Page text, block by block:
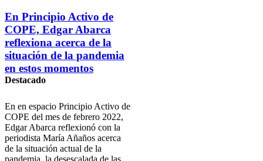
En Principio Activo de
COPE, Edgar Abarca
reflexiona acerca de la
situación de la pandemia
en estos momentos
Destacado
En en espacio Principio Activo de
COPE del mes de febrero 2022,
Edgar Abarca reflexionó con la
periodista María Añaños acerca
de la situación actual de la
pandemia, la desescalada de las